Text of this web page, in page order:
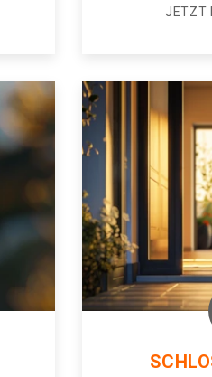
JETZT